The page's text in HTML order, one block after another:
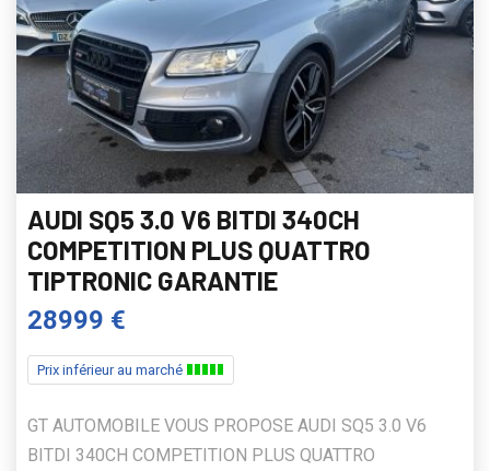
AUDI SQ5 3.0 V6 BITDI 340CH
COMPETITION PLUS QUATTRO
TIPTRONIC GARANTIE
28999 €
Prix inférieur au marché
GT AUTOMOBILE VOUS PROPOSE AUDI SQ5 3.0 V6
BITDI 340CH COMPETITION PLUS QUATTRO